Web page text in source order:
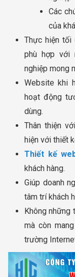
Các
của
Thực hiện tối
phù hợp với
nghiệp mong
Website khi
hoạt động
dùng.
Thân thiện
hiện với thiết
Thiết kế
khách hàng.
Giúp doanh
tâm trí khách
Không những
mà còn
trường